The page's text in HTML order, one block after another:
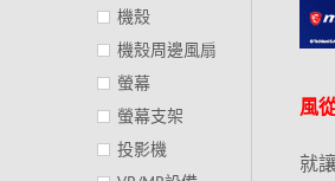
風
就
機殼
機殼周邊風扇
螢幕
螢幕支架
投影機